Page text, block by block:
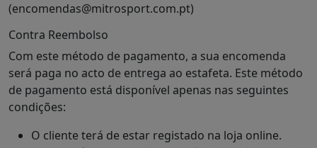
(encomendas@mitrosport.com.pt)
Contra Reembolso
Com este método de pagamento, a sua encomenda
será paga no acto de entrega ao estafeta. Este método
de pagamento está disponível apenas nas seguintes
condições:
O cliente terá de estar registado na loja online.